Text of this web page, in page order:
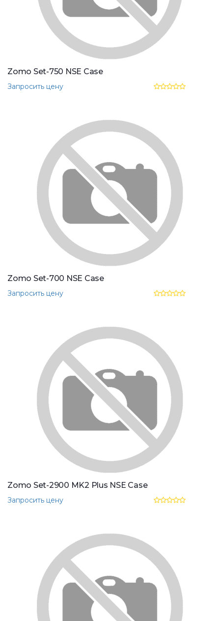
Zomo Set-750 NSE Case
Запросить цену
Zomo Set-700 NSE Case
Запросить цену
Zomo Set-2900 MK2 Plus NSE Case
Запросить цену